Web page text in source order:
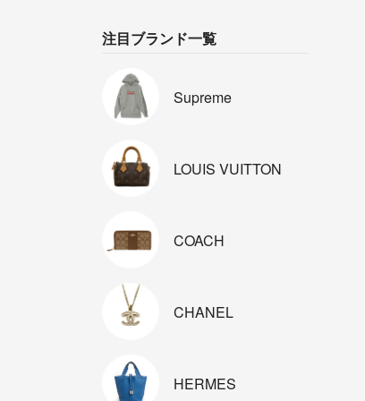
注目ブランド一覧
Supreme
LOUIS VUITTON
COACH
CHANEL
HERMES